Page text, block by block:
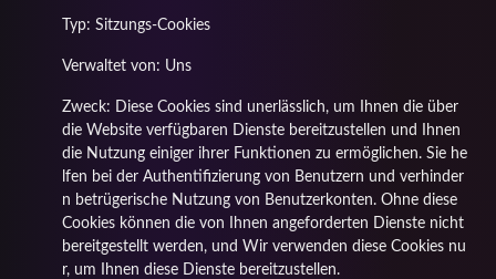
Typ: Sitzungs-Cookies
Verwaltet von: Uns
Zweck: Diese Cookies sind unerlässlich, um Ihnen die über
die Website verfügbaren Dienste bereitzustellen und Ihnen
die Nutzung einiger ihrer Funktionen zu ermöglichen. Sie he
lfen bei der Authentifizierung von Benutzern und verhinder
n betrügerische Nutzung von Benutzerkonten. Ohne diese
Cookies können die von Ihnen angeforderten Dienste nicht
bereitgestellt werden, und Wir verwenden diese Cookies nu
r, um Ihnen diese Dienste bereitzustellen.